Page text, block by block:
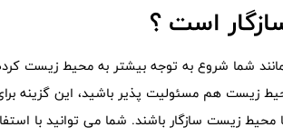
است ؟
شما شروع به توجه بیشتر به محیط زیست
زیست هم مسئولیت ‌پذیر باشید، این گزینه
محیط زیست سازگار باشند. شما می ‌توانید با